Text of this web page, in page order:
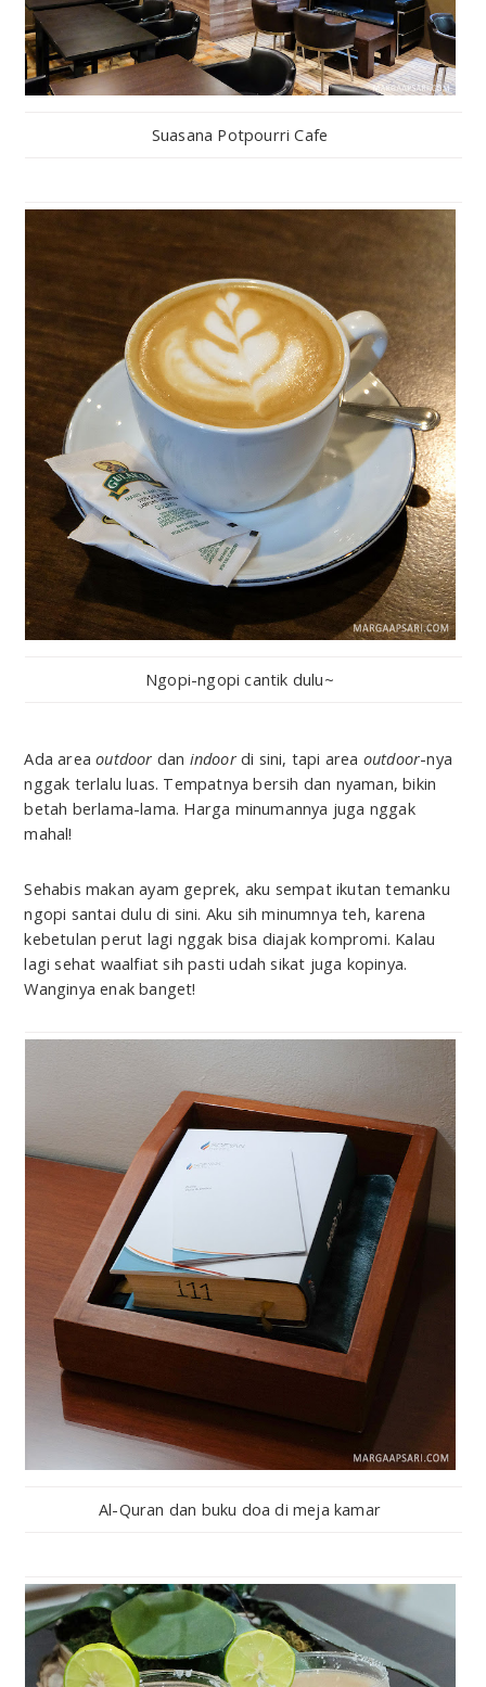
Suasana Potpourri Cafe
Ngopi-ngopi cantik dulu~
Ada areaoutdoor dan indoordi sini, tapi area outdoor-nya
nggak terlalu luas. Tempatnya bersih dan nyaman, bikin
betah berlama-lama. Harga minumannya juga nggak
mahal!
Sehabis makan ayam geprek, aku sempat ikutan temanku
ngopi santai dulu di sini. Aku sih minumnya teh, karena
kebetulan perut lagi nggak bisa diajak kompromi. Kalau
lagi sehat waalfiat sih pasti udah sikat juga kopinya.
Wanginya enak banget!
Al-Quran dan buku doa di meja kamar